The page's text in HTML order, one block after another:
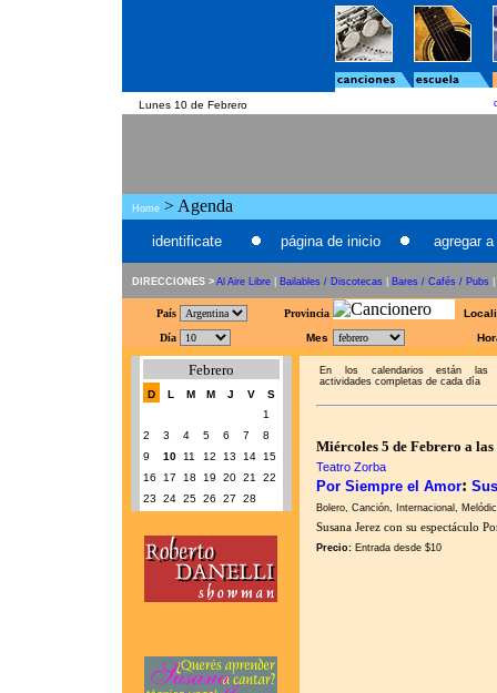
Lunes 10 de Febrero
Home > Agenda
identificate página de inicio agregar
DIRECCIONES > Al Aire Libre Bailables / Discotecas Bares / Cafés / Pubs
País Provincia
Día
Mes
Febrero
D L M M J V
S
1
2
3 4 5 6 7
8
9
10 11 12 13 14
15
16
17 18 19 20 21
22
23
24 25 26 27 28
En los calendarios están las
actividades completas de cada día
Miércoles 5 de Febrero a las
Teatro Zorba
Por Siempre el Amor:
Bolero, Canción, Internacional,
Susana Jerez con su espectáculo
Precio: Entrada desde $10